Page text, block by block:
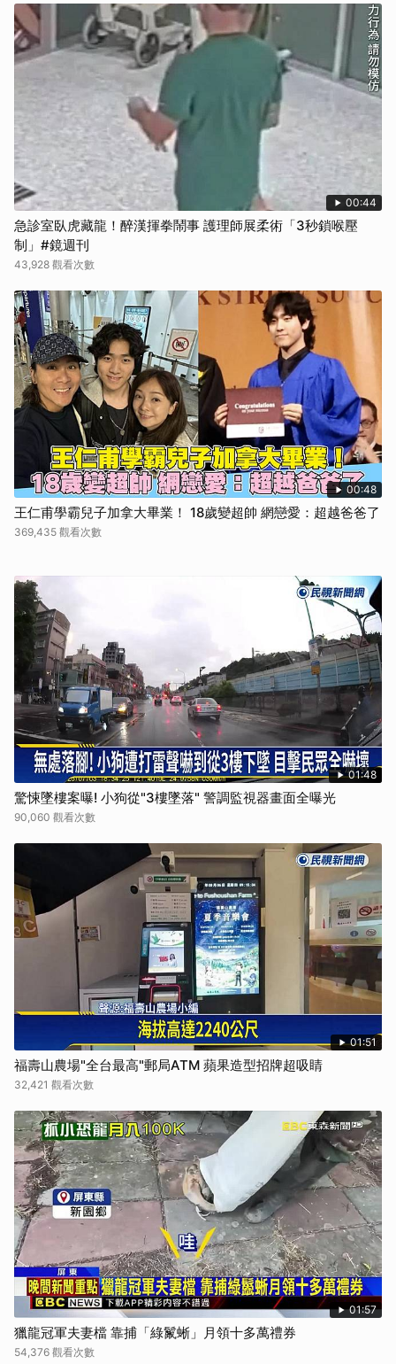
00:44
急診室臥虎藏龍！醉漢揮拳鬧事 護理師展柔術「3秒鎖喉壓
制」#鏡週刊
43,928 觀看次數
00:48
王仁甫學霸兒子加拿大畢業！ 18歲變超帥 網戀愛：超越爸爸了
369,435 觀看次數
01:48
驚悚墜樓案曝! 小狗從"3樓墜落" 警調監視器畫面全曝光
90,060 觀看次數
01:51
福壽山農場"全台最高"郵局ATM 蘋果造型招牌超吸睛
32,421 觀看次數
01:57
獵龍冠軍夫妻檔 靠捕「綠鬣蜥」月領十多萬禮券
54,376 觀看次數